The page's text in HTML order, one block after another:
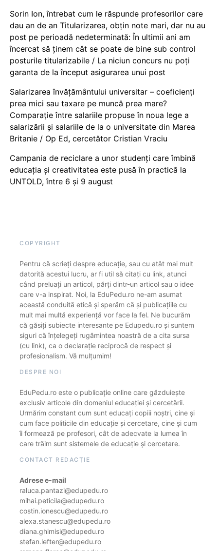
Sorin Ion, întrebat cum le răspunde profesorilor care
dau an de an Titularizarea, obțin note mari, dar nu au
post pe perioadă nedeterminată: În ultimii ani am
încercat să ținem cât se poate de bine sub control
posturile titularizabile / La niciun concurs nu poți
garanta de la început asigurarea unui post
Salarizarea învățământului universitar – coeficienți
prea mici sau taxare pe muncă prea mare?
Comparație între salariile propuse în noua lege a
salarizării și salariile de la o universitate din Marea
Britanie / Op Ed, cercetător Cristian Vraciu
Campania de reciclare a unor studenți care îmbină
educația și creativitatea este pusă în practică la
UNTOLD, între 6 și 9 august
COPYRIGHT
Pentru că scrieți despre educație, sau cu atât mai mult
datorită acestui lucru, ar fi util să citați cu link, atunci
când preluați un articol, părți dintr-un articol sau o idee
care v-a inspirat. Noi, la EduPedu.ro ne-am asumat
această conduită etică și sperăm că și publicațiile cu
mult mai multă experiență vor face la fel. Ne bucurăm
că găsiți subiecte interesante pe Edupedu.ro și suntem
siguri că înțelegeți rugămintea noastră de a cita sursa
(cu link), ca o declarație reciprocă de respect și
profesionalism. Vă mulțumim!
DESPRE NOI
EduPedu.ro este o publicație online care găzduiește
exclusiv articole din domeniul educației și cercetării.
Urmărim constant cum sunt educați copiii noștri, cine și
cum face politicile din educație și cercetare, cine și cum
îi formează pe profesori, cât de adecvate la lumea în
care trăim sunt sistemele de educație și cercetare.
CONTACT REDACȚIE
Adrese e-mail
raluca.pantazi@edupedu.ro
mihai.peticila@edupedu.ro
costin.ionescu@edupedu.ro
alexa.stanescu@edupedu.ro
diana.ghimisi@edupedu.ro
stefan.lefter@edupedu.ro